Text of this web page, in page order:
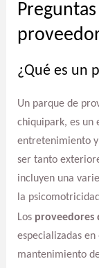
¿Qué es un
Un parque de
chiquipark, es un
entretenimiento
ser tanto
incluyen una
la
Los proveedores
especializadas
mantenimiento